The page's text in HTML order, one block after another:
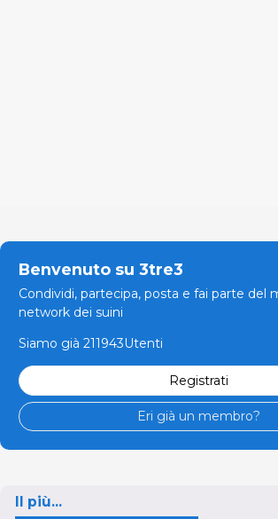
Benvenuto su 3tre3
Condividi, partecipa, posta e fai parte del
network dei suini
Siamo già 211943Utenti
Registrati
Eri già un membro?
Il più...